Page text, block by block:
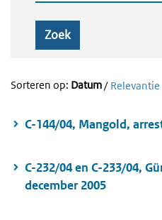
Zoek
Sorteren op: Datum/ Relevantie
C-144/04, Mangold,
C-232/04 en C-233/04,
december 2005